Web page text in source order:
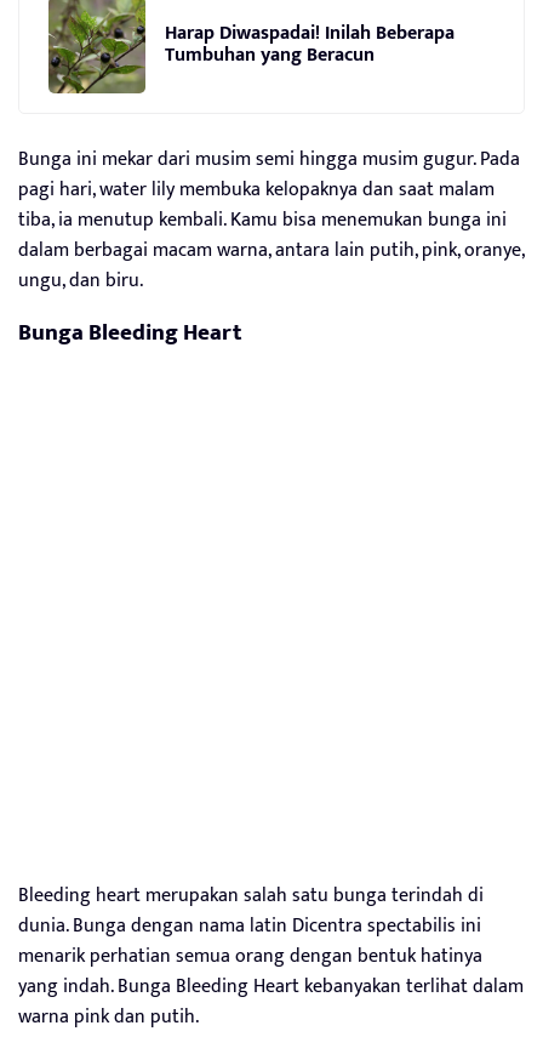
Harap Diwaspadai! Inilah Beberapa
Tumbuhan yang Beracun
Bunga ini mekar dari musim semi hingga musim gugur. Pada
pagi hari, water lily membuka kelopaknya dan saat malam
tiba, ia menutup kembali. Kamu bisa menemukan bunga ini
dalam berbagai macam warna, antara lain putih, pink, oranye,
ungu, dan biru.
Bunga Bleeding Heart
Bleeding heart merupakan salah satu bunga terindah di
dunia. Bunga dengan nama latin Dicentra spectabilis ini
menarik perhatian semua orang dengan bentuk hatinya
yang indah. Bunga Bleeding Heart kebanyakan terlihat dalam
warna pink dan putih.